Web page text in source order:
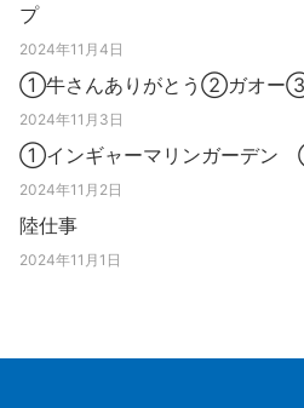
プ
2024年11月4日
①牛さんありがとう②ガオー
2024年11月3日
①インギャーマリンガーデン
2024年11月2日
陸仕事
2024年11月1日